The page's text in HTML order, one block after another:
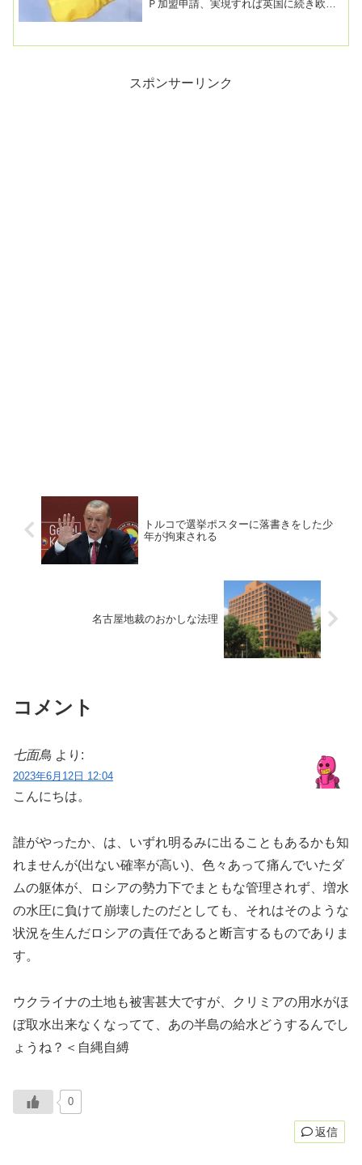
Ｐ加盟申請、実現すれば英国に続き欧州
スポンサーリンク
トルコで選挙ポスターに落書きをした少
年が拘束される
名古屋地裁のおかしな法理
コメント
七面鳥 より:
2023年6月12日 12:04
こんにちは。
誰がやったか、は、いずれ明るみに出ることもあるかも知
れませんが(出ない確率が高い)、色々あって痛んでいたダ
ムの躯体が、ロシアの勢力下でまともな管理されず、増水
の水圧に負けて崩壊したのだとしても、それはそのような
状況を生んだロシアの責任であると断言するものでありま
す。
ウクライナの土地も被害甚大ですが、クリミアの用水がほ
ぼ取水出来なくなってて、あの半島の給水どうするんでし
ょうね？＜自縄自縛
0
返信